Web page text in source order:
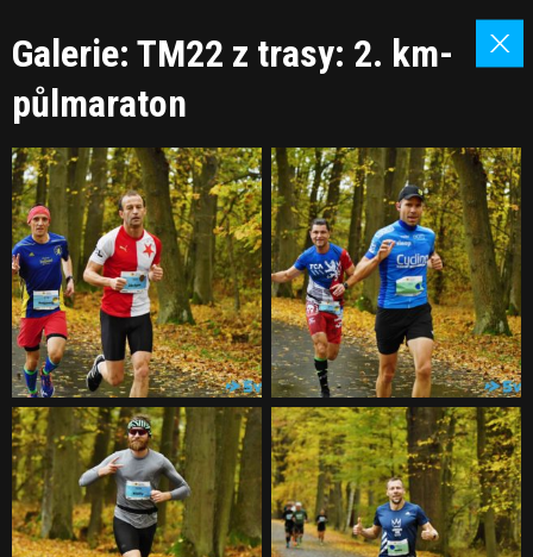
Galerie: TM22 z trasy: 2. km-
půlmaraton